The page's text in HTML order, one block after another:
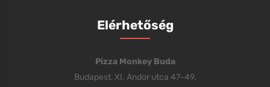
Elérhetőség
Pizza Monkey Buda
Budapest, XI. Andor utca 47-49.